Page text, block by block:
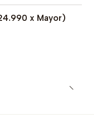
x Mayor)